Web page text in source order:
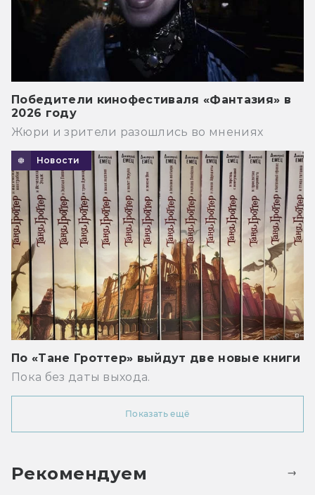
Победители кинофестиваля «Фантазия» в
2026 году
Жюри и зрители разошлись во мнениях
Новости
По «Тане Гроттер» выйдут две новые книги
Пока без даты выхода.
Показать ещё
Рекомендуем